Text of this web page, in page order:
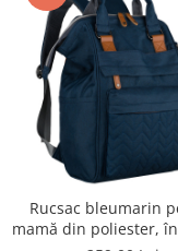
Rucsac bleumarin
mamă din poliester,